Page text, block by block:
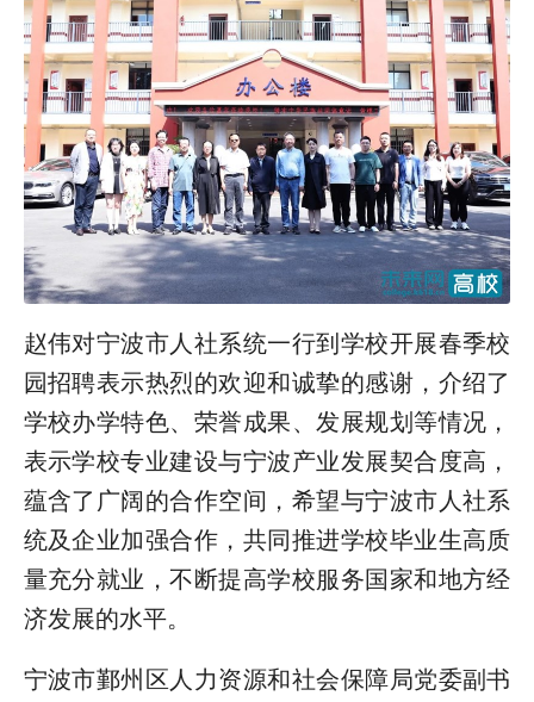
赵伟对宁波市人社系统一行到学校开展春季校
园招聘表示热烈的欢迎和诚挚的感谢，介绍了
学校办学特色、荣誉成果、发展规划等情况，
表示学校专业建设与宁波产业发展契合度高，
蕴含了广阔的合作空间，希望与宁波市人社系
统及企业加强合作，共同推进学校毕业生高质
量充分就业，不断提高学校服务国家和地方经
济发展的水平。
宁波市鄞州区人力资源和社会保障局党委副书